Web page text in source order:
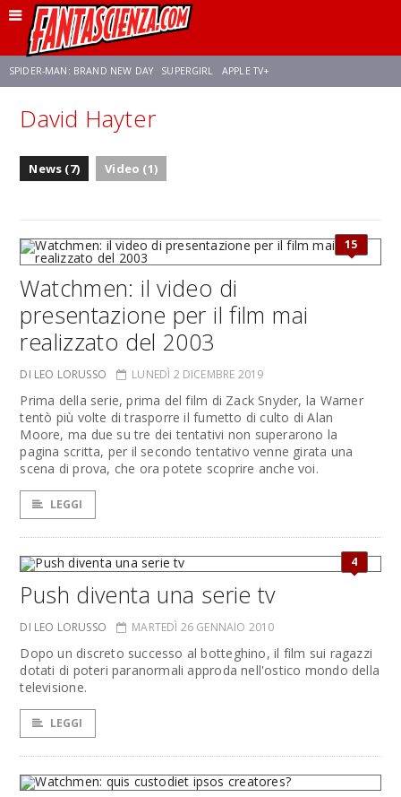
SPIDER-MAN: BRAND NEW DAY SUPERGIRL APPLE TV+
FRANCO RICCIARDIELLO ZENDAYA
David Hayter
News (7) Video (1)
15
Watchmen: il video di
presentazione per il film mai
realizzato del 2003
DI LEO LORUSSO LUNEDÌ 2 DICEMBRE 2019
Prima della serie, prima del film di Zack Snyder, la Warner
tentò più volte di trasporre il fumetto di culto di Alan
Moore, ma due su tre dei tentativi non superarono la
pagina scritta, per il secondo tentativo venne girata una
scena di prova, che ora potete scoprire anche voi.
LEGGI
4
Push diventa una serie tv
DI LEO LORUSSO MARTEDÌ 26 GENNAIO 2010
Dopo un discreto successo al botteghino, il film sui ragazzi
dotati di poteri paranormali approda nell'ostico mondo della
televisione.
LEGGI